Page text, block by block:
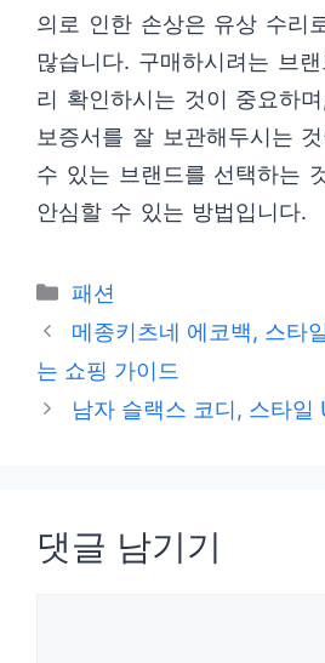
의로 인한 손상은 유상 수리
많습니다. 구매하시려는 브
리 확인하시는 것이 중요하
보증서를 잘 보관해두시는
수 있는 브랜드를 선택하는
안심할 수 있는 방법입니다.
카
테
리
패션
메종키츠네 에코백, 스타
는 쇼핑 가이드
남자 슬랙스 코디, 스타일
댓글 남기기